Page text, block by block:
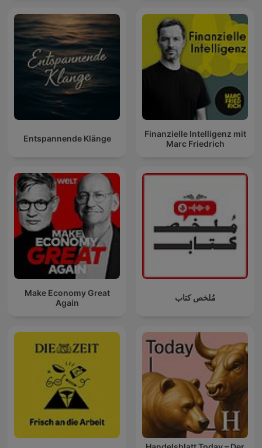
Entspannende Klänge
Finanzielle Intelligenz mit
Marc Friedrich
Make Economy Great
Again
مُلخص كتاب